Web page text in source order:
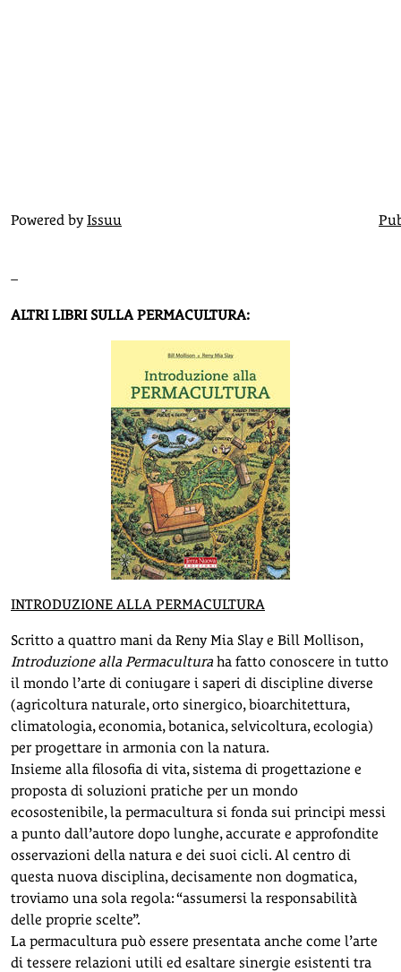
Powered byIssuu
–
ALTRI LIBRI SULLA PERMACULTURA:
INTRODUZIONE ALLA PERMACULTURA
Scritto a quattro mani da Reny Mia Slay e Bill Mollison,
Introduzione alla Permacultura ha fatto conoscere in tutto
il mondo l’arte di coniugare i saperi di discipline diverse
(agricoltura naturale, orto sinergico, bioarchitettura,
climatologia, economia, botanica, selvicoltura, ecologia)
per progettare in armonia con la natura.
Insieme alla filosofia di vita, sistema di progettazione e
proposta di soluzioni pratiche per un mondo
ecosostenibile, la permacultura si fonda sui principi messi
a punto dall’autore dopo lunghe, accurate e approfondite
osservazioni della natura e dei suoi cicli. Al centro di
questa nuova disciplina, decisamente non dogmatica,
troviamo una sola regola: “assumersi la responsabilità
delle proprie scelte”.
La permacultura può essere presentata anche come l’arte
di tessere relazioni utili ed esaltare sinergie esistenti tra